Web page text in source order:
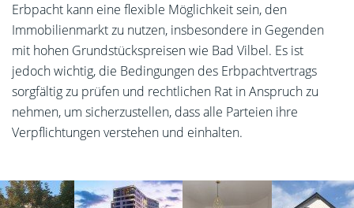
Erbpacht kann eine flexible Möglichkeit sein, den
Immobilienmarkt zu nutzen, insbesondere in Gegenden
mit hohen Grundstückspreisen wie Bad Vilbel. Es ist
jedoch wichtig, die Bedingungen des Erbpachtvertrags
sorgfältig zu prüfen und rechtlichen Rat in Anspruch zu
nehmen, um sicherzustellen, dass alle Parteien ihre
Verpflichtungen verstehen und einhalten.